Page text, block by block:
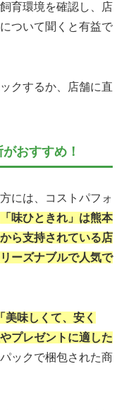
育環境を確認し、店
ついて聞くと有益で
クするか、店舗に直
おすすめ！
には、コストパフォ
「味ひときれ」は熊本
ら支持されている店
ーズナブルで人気で
美味しくて、安く
プレゼントに適した
ックで梱包された商